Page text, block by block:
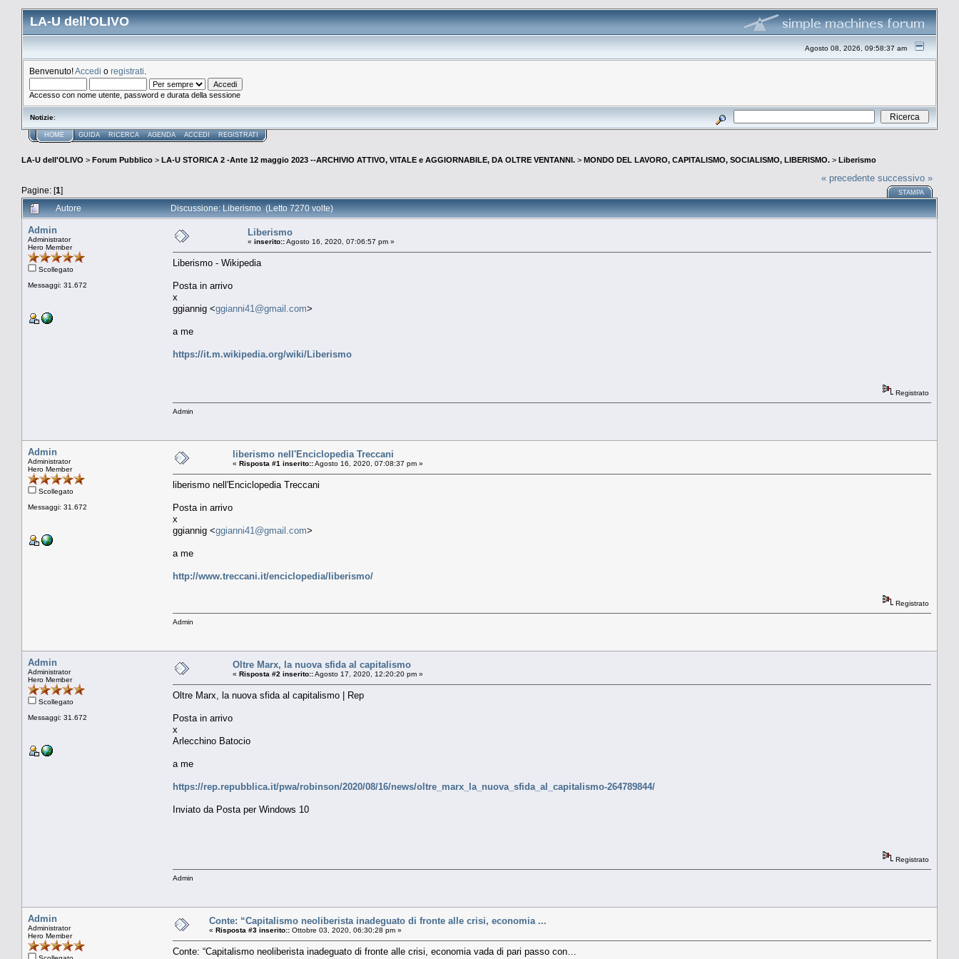
LA-U dell'OLIVO
Agosto 08, 2026, 09:58:37 am
Benvenuto!Accedi o registrati
Accesso con nome utente, password e durata della sessione
Notizie:
HOME GUIDA RICERCA AGENDA ACCEDI REGISTRATI
LA-U dell'OLIVO > Forum Pubblico > LA-U STORICA 2 -Ante 12 maggio 2023 --ARCHIVIO ATTIVO, VITALE e AGGIORNABILE, DA OLTRE VENTANNI. > MONDO DEL LAVORO, CAPITALISMO, SOCIALISMO, LIBERISMO. > Liberismo
Pagine: [1]
« precedente successivo »
STAMPA
Autore Discussione: Liberismo (Letto 7270 volte)
Admin
Administrator
Hero Member
Scollegato
Messaggi: 31.672
Liberismo
« inserito::Agosto 16, 2020, 07:06:57 pm »
Liberismo - Wikipedia
Posta in arrivo
x
ggiannig <ggianni41@gmail.com>
a me
https://it.m.wikipedia.org/wiki/Liberismo
Registrato
Admin
Admin
Administrator
Hero Member
Scollegato
Messaggi: 31.672
liberismo nell'Enciclopedia Treccani
« Risposta #1 inserito::Agosto 16, 2020, 07:08:37 pm »
liberismo nell'Enciclopedia Treccani
Posta in arrivo
x
ggiannig <ggianni41@gmail.com>
a me
http://www.treccani.it/enciclopedia/liberismo/
Registrato
Admin
Admin
Administrator
Hero Member
Scollegato
Messaggi: 31.672
Oltre Marx, la nuova sfida al capitalismo
« Risposta #2 inserito::Agosto 17, 2020, 12:20:20 pm »
Oltre Marx, la nuova sfida al capitalismo | Rep
Posta in arrivo
x
Arlecchino Batocio
a me
https://rep.repubblica.it/pwa/robinson/2020/08/16/news/oltre_marx_la_nuova_sfida_al_capitalismo-264789844/
Inviato da Posta per Windows 10
Registrato
Admin
Admin
Administrator
Hero Member
Conte: “Capitalismo neoliberista inadeguato di fronte alle crisi, economia ...
« Risposta #3 inserito:: Ottobre 03, 2020, 06:30:28 pm »
Conte: “Capitalismo neoliberista inadeguato di fronte alle crisi, economia vada di pari passo con…